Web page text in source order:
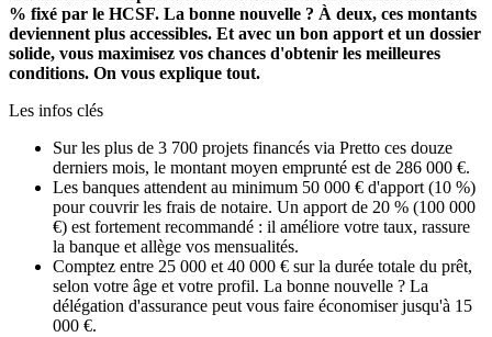
% fixé par le HCSF. La bonne nouvelle ? À deux, ces montants
deviennent plus accessibles. Et avec un bon apport et un dossier
solide, vous maximisez vos chances d'obtenir les meilleures
conditions. On vous explique tout.
Les infos clés
Sur les plus de 3 700 projets financés via Pretto ces douze
derniers mois, le montant moyen emprunté est de 286 000 €.
Les banques attendent au minimum 50 000 € d'apport (10 %)
pour couvrir les frais de notaire. Un apport de 20 % (100 000
€) est fortement recommandé : il améliore votre taux, rassure
la banque et allège vos mensualités.
Comptez entre 25 000 et 40 000 € sur la durée totale du prêt,
selon votre âge et votre profil. La bonne nouvelle ? La
délégation d'assurance peut vous faire économiser jusqu'à 15
000 €.